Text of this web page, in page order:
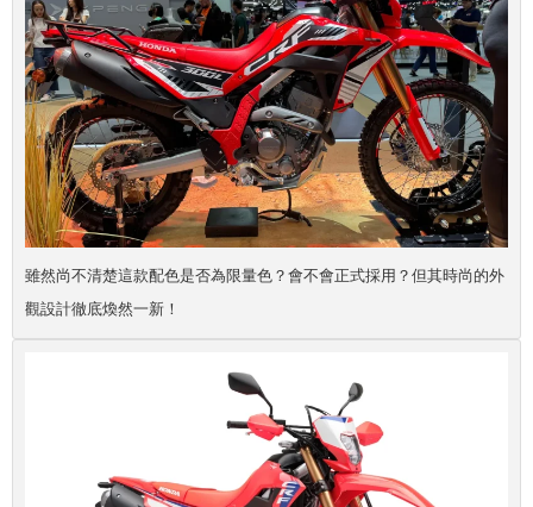
雖然尚不清楚這款配色是否為限量色？會不會正式採用？但其時尚的外
觀設計徹底煥然一新！